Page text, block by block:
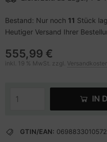
Bestand: Nur noch 11 Stück
Heutiger Versand Ihrer
555,99 €
inkl. 19 % MwSt. zzgl.
IN
GTIN/EAN: 0698833010572